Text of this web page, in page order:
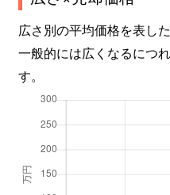
広さ別の平均価格を表し
一般的には広くなるにつ
す。